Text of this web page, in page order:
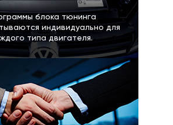
блока тюнинга
индивидуально для
типа двигателя.